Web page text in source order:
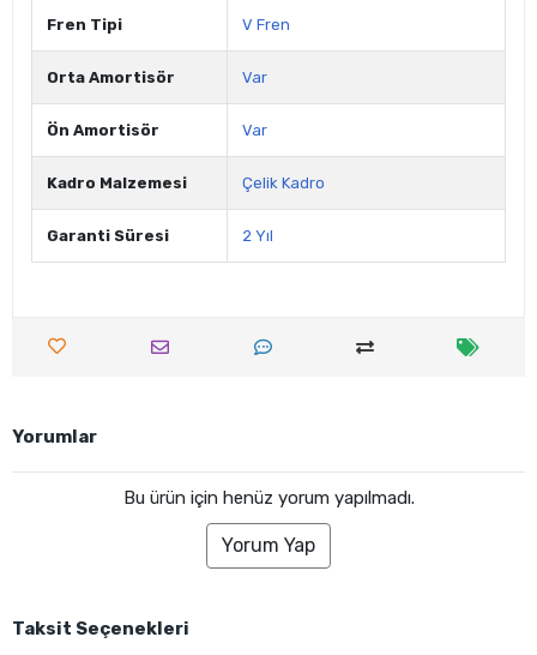
Fren Tipi V Fren
Orta Amortisör Var
Ön Amortisör Var
Kadro Malzemesi Çelik Kadro
Garanti Süresi 2 Yıl
Yorumlar
Bu ürün için henüz yorum yapılmadı.
Yorum Yap
Taksit Seçenekleri